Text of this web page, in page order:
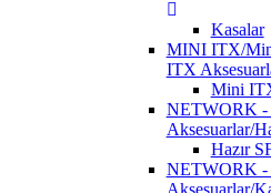
Kasalar
MINI ITX/
ITX
Mini
NETWORK -
Aksesuarlar/
Hazır
NETWORK -
Aksesuarlar/